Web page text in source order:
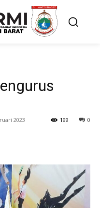
2023 0
199